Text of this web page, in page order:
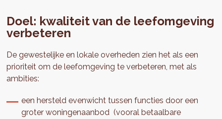
Doel: kwaliteit van de leefomgeving
verbeteren
De gewestelijke en lokale overheden zien het als een
prioriteit om de leefomgeving te verbeteren, met als
ambities:
een hersteld evenwicht tussen functies door een
groter woningenaanbod (vooral betaalbare